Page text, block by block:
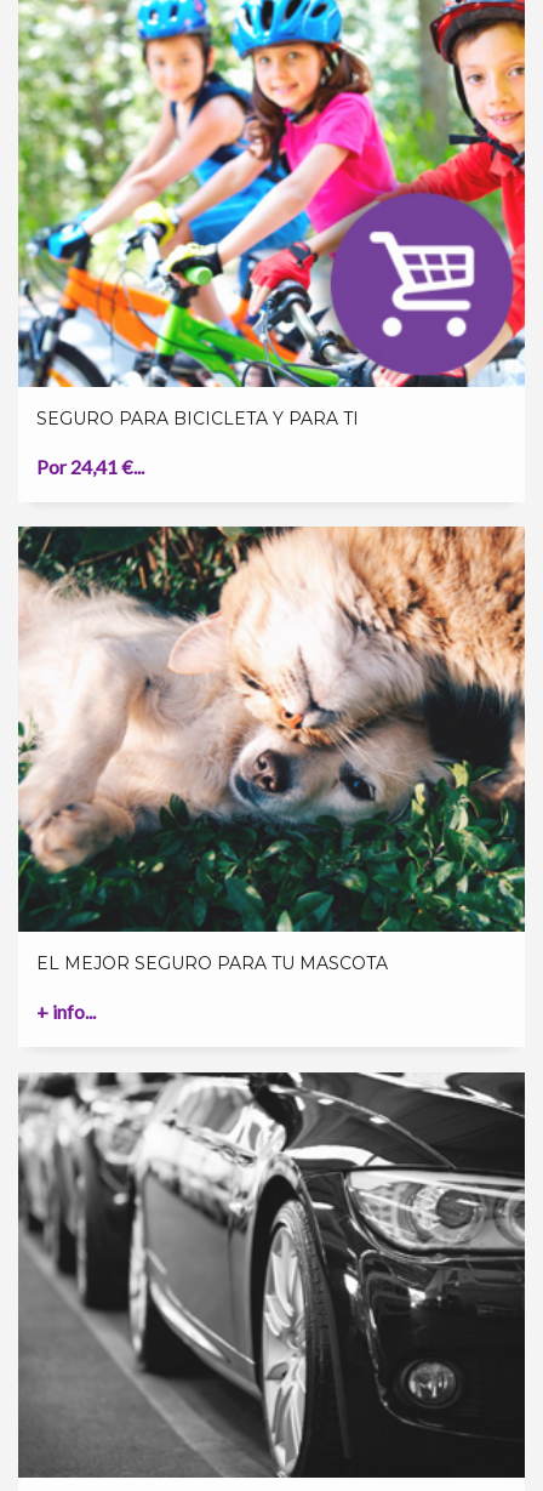
SEGURO PARA BICICLETA Y PARA TI
Por 24,41 €...
EL MEJOR SEGURO PARA TU MASCOTA
+ info...